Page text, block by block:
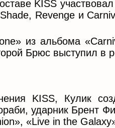
KISS
Revenge и
из альбома
Брюс выступил в
KISS, Кулик
ударник Брент
«Live in the